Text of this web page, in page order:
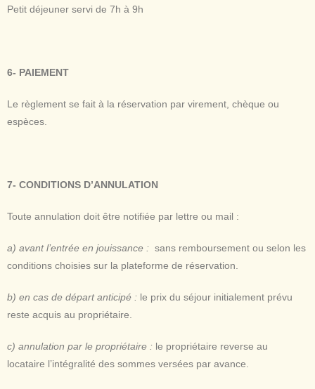
Petit déjeuner servi de 7h à 9h
6- PAIEMENT
Le règlement se fait à la réservation par virement, chèque ou
espèces
7- CONDITIONS D’ANNULATION
Toute annulation doit être notifiée par lettre ou mail :
a) avant l’entrée en jouissance : sans remboursement ou selon les
conditions choisies sur la plateforme de réservation.
b) en cas de départ anticipé : le prix du séjour initialement prévu
reste acquis au propriétaire.
c) annulation par le propriétaire : le propriétaire reverse au
locataire l’intégralité des sommes versées par avance.